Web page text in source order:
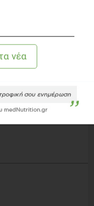
και τον τρόπο